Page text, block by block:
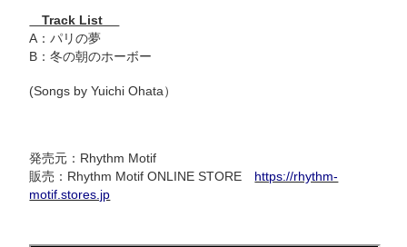
Track List
A：パリの夢
B：冬の朝のホーボー
(Songs by Yuichi Ohata）
発売元：Rhythm Motif
販売：Rhythm Motif ONLINE STORE https://rhythm-
motif.stores.jp